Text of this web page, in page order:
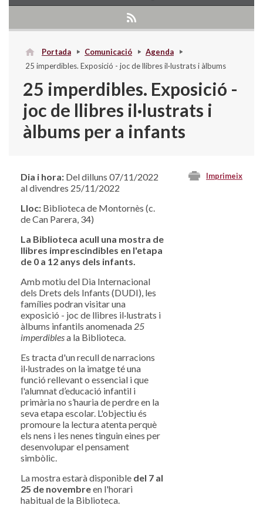
Portada Comunicació
Agenda
25 imperdibles. Exposició - joc de llibres il·lustrats i àlbums
25 imperdibles. Exposició -
joc de llibres il·lustrats i
àlbums per a infants
Imprimeix
Dia i hora: Del dilluns 07/11/2022
al divendres 25/11/2022
Lloc: Biblioteca de Montornès (c.
de Can Parera, 34)
La Biblioteca acull una mostra de
llibres imprescindibles en l'etapa
de 0 a 12 anys dels infants.
Amb motiu del Dia Internacional
dels Drets dels Infants (DUDI), les
famílies podran visitar una
exposició - joc de llibres il·lustrats i
àlbums infantils anomenada 25
imperdiblesa la Biblioteca.
Es tracta d'un recull de narracions
il·lustrades on la imatge té una
funció rellevant o essencial i que
l'alumnat d’educació infantil i
primària no s’hauria de perdre en la
seva etapa escolar. L'objectiu és
promoure la lectura atenta perquè
els nens i les nenes tinguin eines per
desenvolupar el pensament
simbòlic.
La mostra estarà disponible del 7 al
25 de novembreen l'horari
habitual de la Biblioteca.